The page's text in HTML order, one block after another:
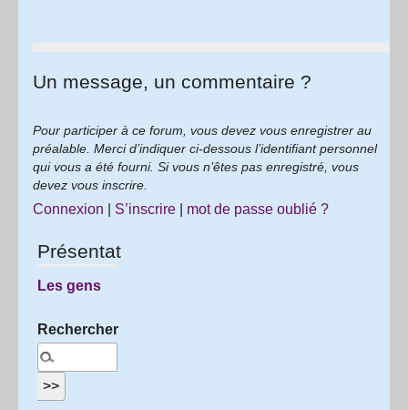
Un message, un commentaire ?
Pour participer à ce forum, vous devez vous enregistrer au
préalable. Merci d’indiquer ci-dessous l’identifiant personnel
qui vous a été fourni. Si vous n’êtes pas enregistré, vous
devez vous inscrire.
Connexion S’inscrire mot de passe oublié ?
Présentation
Les gens
Rechercher :